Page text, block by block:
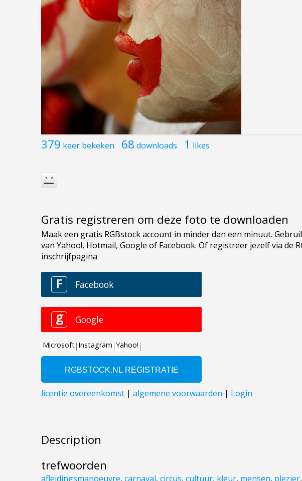
379 keer bekeken 68 downloads 1 likes
Gratis registreren om deze foto te downloaden
Description
trefwoorden
afleidingsmanoeuvre, carnaval, circus, cultuur, kleur, mensen, plezier,